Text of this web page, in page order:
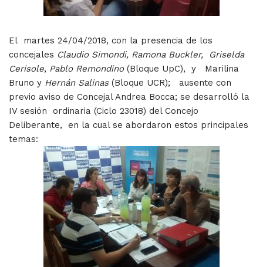
El martes 24/04/2018, con la presencia de los
concejales Claudio Simondi, Ramona Buckler, Griselda
Cerisole, Pablo Remondino (Bloque UpC), y Marilina
Bruno y Hernán Salinas(Bloque UCR); ausente con
previo aviso de Concejal Andrea Bocca; se desarrolló la
IV sesión ordinaria (Ciclo 23018) del Concejo
Deliberante, en la cual se abordaron estos principales
temas: